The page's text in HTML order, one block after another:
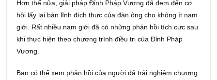
Hơn thế nữa, giải pháp Đỉnh Pháp Vương đã đem đến cơ
hội lấy lại bản lĩnh đích thực của đàn ông cho không ít nam
giới. Rất nhiều nam giới đã có những phản hồi tích cực sau
khi thực hiện theo chương trình điều trị của Đỉnh Pháp
Vương.
Bạn có thể xem phản hồi của người đã trải nghiệm chương